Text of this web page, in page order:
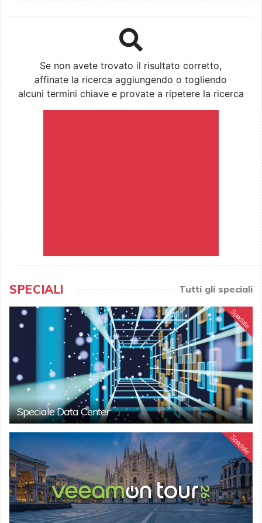
Se non avete trovato il risultato corretto,
affinate la ricerca aggiungendo o togliendo
alcuni termini chiave e provate a ripetere la ricerca
SPECIALI Tutti gli speciali
Speciale
Speciale Data Center
Speciale